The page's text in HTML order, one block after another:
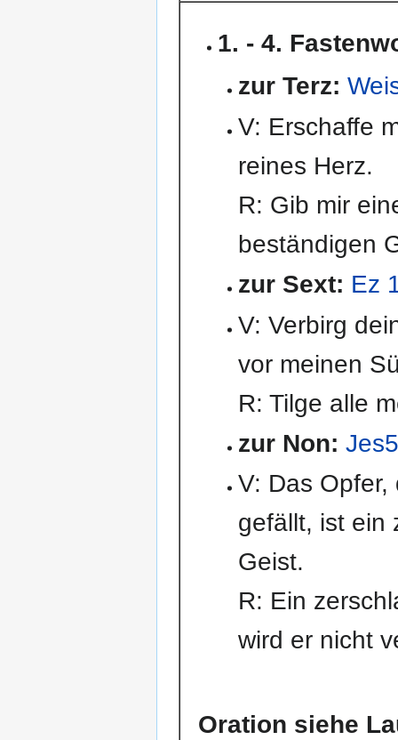
1. - 4.
zur Terz:
V: Erschaffe
reines Herz.
R: Gib mir
beständigen
zur Sext: Ez
V: Verbirg
vor meinen
R: Tilge alle
zur Non:
V: Das Opfer,
gefällt, ist ein
Geist.
R: Ein
wird er nicht
Oration siehe